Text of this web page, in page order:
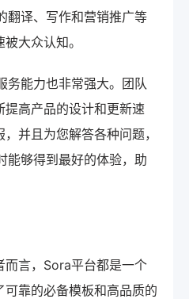
翻译、写作和营销推广等
大众认知。
务能力也非常强大。团队
提高产品的设计和更新速
并且为您解答各种问题，
能够得到最好的体验，助
而言，Sora平台都是一个
靠的必备模板和高品质的